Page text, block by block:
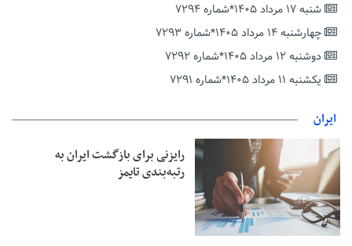
بخش دوم گفت‌وگوی پزشکیان با مردم امشب پخش می‌شود
جزئیات فعال‌سازی «کیف پول ایران» اعلام شد
حمایت از مرزنشینان نباید به زیان تولید باشد/مواد اولیه با کولبری
وارد شود
امیر اکرمی‌نیا: ارتش کاملاً آماده است
شنبه ۱۷ مرداد ۱۴۰۵*شماره ۷۲۹۴
چهارشنبه ۱۴ مرداد ۱۴۰۵*شماره ۷۲۹۳
دوشنبه ۱۲ مرداد ۱۴۰۵*شماره ۷۲۹۲
یکشنبه ۱۱ مرداد ۱۴۰۵*شماره ۷۲۹۱
ایران
رایزنی برای بازگشت ایران به
رتبه‌بندی تایمز